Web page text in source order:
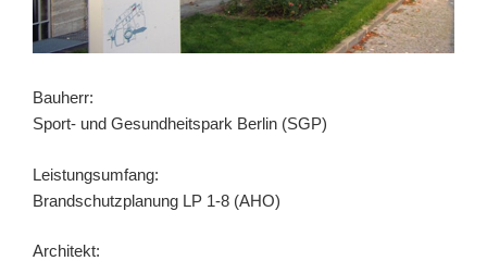
Bauherr:
Sport- und Gesundheitspark Berlin (SGP)
Leistungsumfang:
Brandschutzplanung LP 1-8 (AHO)
Architekt: